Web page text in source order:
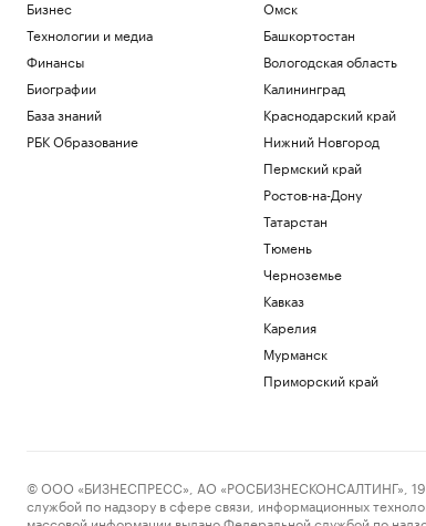
инвестиций
РБК и ПИК Серия плюс
Две девушки в Шереметьево опоздали
на рейс и выбежали за самолетом.
Видео
Общество
Юные хоккеисты «Спартака» стали
Бизнес
Технологии и медиа
Финансы
Биографии
База знаний
РБК Образование
Омск
Башкортостан
Вологодская область
Калининград
Краснодарский край
Нижний Новгород
Пермский край
Ростов-на-Дону
Татарстан
Тюмень
Черноземье
Кавказ
Карелия
Мурманск
Приморский край
© ООО «БИЗНЕСПРЕСС», АО «РОСБИЗНЕСКОНСАЛТИНГ»,
службой по надзору в сфере связи, информационных